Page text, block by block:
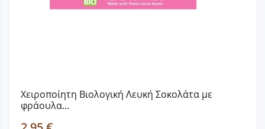
Χειροποίητη Βιολογική Λευκή Σοκολάτα με
φράουλα...